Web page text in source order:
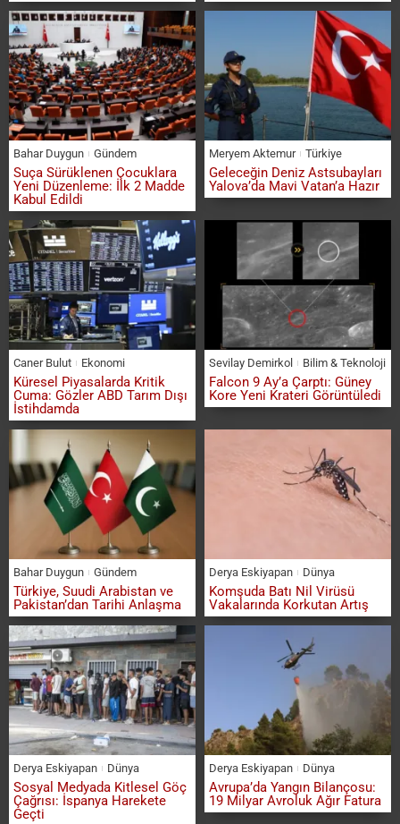
Bahar Duygun Gündem
Suça Sürüklenen Çocuklara
Yeni Düzenleme: İlk 2 Madde
Kabul Edildi
Meryem Aktemur Türkiye
Geleceğin Deniz Astsubayları
Yalova’da Mavi Vatan’a Hazır
Caner Bulut Ekonomi
Küresel Piyasalarda Kritik
Cuma: Gözler ABD Tarım Dışı
İstihdamda
Sevilay Demirkol Bilim & Teknoloji
Falcon 9 Ay’a Çarptı: Güney
Kore Yeni Krateri Görüntüledi
Bahar Duygun Gündem
Türkiye, Suudi Arabistan ve
Pakistan’dan Tarihi Anlaşma
Derya Eskiyapan Dünya
Komşuda Batı Nil Virüsü
Vakalarında Korkutan Artış
Derya Eskiyapan Dünya
Sosyal Medyada Kitlesel Göç
Çağrısı: İspanya Harekete
Geçti
Derya Eskiyapan Dünya
Avrupa’da Yangın Bilançosu:
19 Milyar Avroluk Ağır Fatura